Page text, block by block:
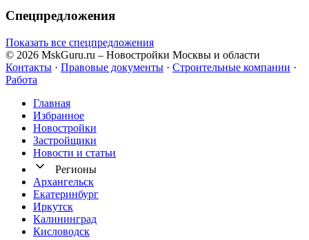
Спецпредложения
Показать все спецпредложения
© 2026 MskGuru.ru – Новостройки Москвы и области
Контакты · Правовые документы · Строительные компании ·
Работа
Главная
Избранное
Новостр ойки
Застройщики
Новости и статьи
Регионы
Архангельск
Екатеринбург
Иркутск
Калининград
Кисловодск